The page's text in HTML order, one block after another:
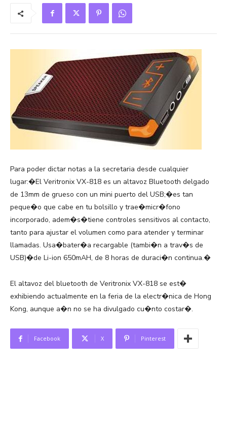
Para poder dictar notas a la secretaria desde cualquier
lugar:�El Veritronix VX-818 es un altavoz Bluetooth delgado
de 13mm de grueso con un mini puerto del USB;�es tan
peque�o que cabe en tu bolsillo y trae�micr�fono
incorporado, adem�s�tiene controles sensitivos al contacto,
tanto para ajustar el volumen como para atender y terminar
llamadas. Usa�bater�a recargable (tambi�n a trav�s de
USB)�de Li-ion 650mAH, de 8 horas de duraci�n continua.�
El altavoz del bluetooth de Veritronix VX-818 se est�
exhibiendo actualmente en la feria de la electr�nica de Hong
Kong, aunque a�n no se ha divulgado cu�nto costar�.
Facebook X Pinterest